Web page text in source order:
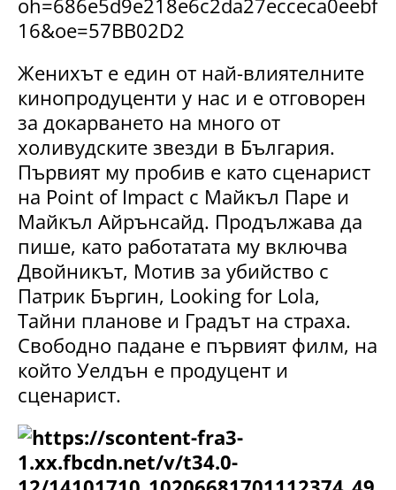
Женихът е един от най-влиятелните
кинопродуценти у нас и е отговорен
за докарването на много от
холивудските звезди в България.
Първият му пробив е като сценарист
на Point of Impact с Майкъл Паре и
Майкъл Айрънсайд. Продължава да
пише, като работатата му включва
Двойникът, Мотив за убийство с
Патрик Бъргин, Looking for Lola,
Тайни планове и Градът на страха.
Свободно падане е първият филм, на
който Уелдън е продуцент и
сценарист.